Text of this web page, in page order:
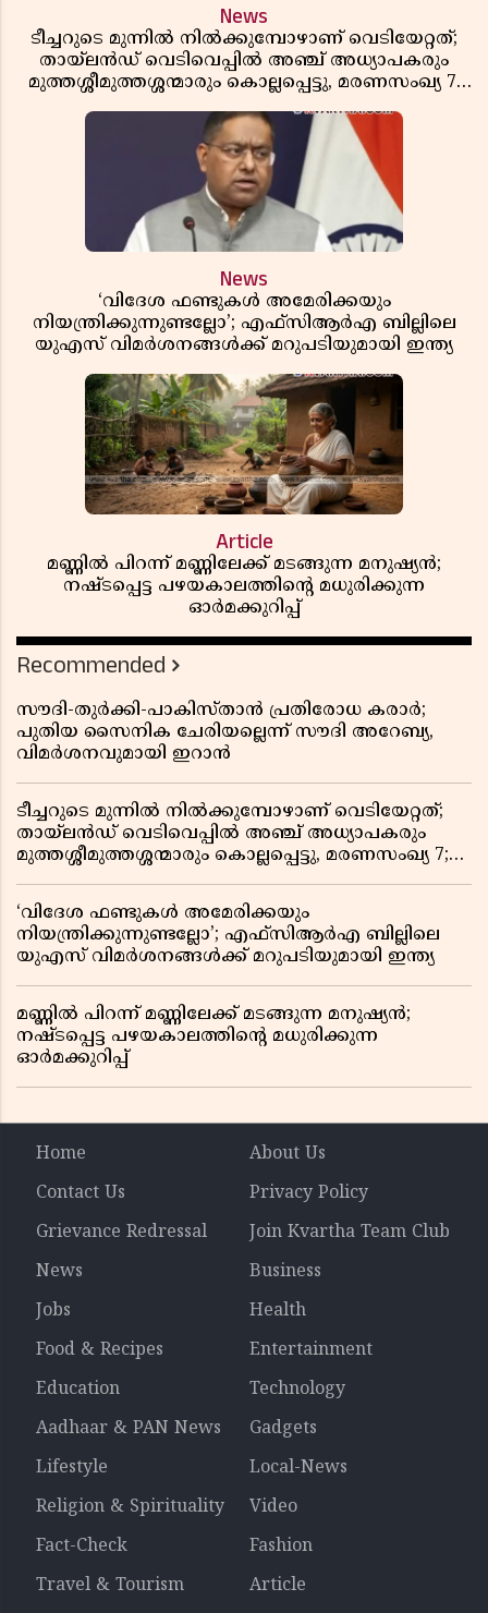
News
ടീച്ചറുടെ മുന്നിൽ നിൽക്കുമ്പോഴാണ് വെടിയേറ്റത്;
തായ്‌ലൻഡ് വെടിവെപ്പിൽ അഞ്ച് അധ്യാപകരും
മുത്തശ്ശീമുത്തശ്ശന്മാരും കൊല്ലപ്പെട്ടു, മരണസംഖ്യ 7;
News
‘വിദേശ ഫണ്ടുകൾ അമേരിക്കയും
നിയന്ത്രിക്കുന്നുണ്ടല്ലോ’; എഫ്സിആർഎ ബില്ലിലെ
യുഎസ് വിമർശനങ്ങൾക്ക് മറുപടിയുമായി ഇന്ത്യ
Article
മണ്ണിൽ പിറന്ന് മണ്ണിലേക്ക് മടങ്ങുന്ന മനുഷ്യൻ;
നഷ്ടപ്പെട്ട പഴയകാലത്തിൻ്റെ മധുരിക്കുന്ന
ഓർമക്കുറിപ്പ്
Recommended
സൗദി-തുർക്കി-പാകിസ്താൻ പ്രതിരോധ കരാർ;
പുതിയ സൈനിക ചേരിയല്ലെന്ന് സൗദി അറേബ്യ,
വിമർശനവുമായി ഇറാൻ
ടീച്ചറുടെ മുന്നിൽ നിൽക്കുമ്പോഴാണ് വെടിയേറ്റത്;
തായ്‌ലൻഡ് വെടിവെപ്പിൽ അഞ്ച് അധ്യാപകരും
മുത്തശ്ശീമുത്തശ്ശന്മാരും കൊല്ലപ്പെട്ടു, മരണസംഖ്യ 7;
‘വിദേശ ഫണ്ടുകൾ അമേരിക്കയും
നിയന്ത്രിക്കുന്നുണ്ടല്ലോ’; എഫ്സിആർഎ ബില്ലിലെ
യുഎസ് വിമർശനങ്ങൾക്ക് മറുപടിയുമായി ഇന്ത്യ
മണ്ണിൽ പിറന്ന് മണ്ണിലേക്ക് മടങ്ങുന്ന മനുഷ്യൻ;
നഷ്ടപ്പെട്ട പഴയകാലത്തിൻ്റെ മധുരിക്കുന്ന
ഓർമക്കുറിപ്പ്
Home
About Us
Contact Us
Privacy Policy
Grievance Redressal
Join Kvartha Team Club
News
Business
Jobs
Health
Food & Recipes
Entertainment
Education
Technology
Aadhaar & PAN News
Gadgets
Lifestyle
Local-News
Religion & Spirituality
Video
Fact-Check
Fashion
Travel & Tourism
Article